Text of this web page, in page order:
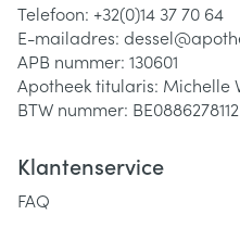
Telefoon: +32(0)14 37 70 64
E-mailadres: dessel@
APB nummer: 130601
Apotheek titularis: Michelle
BTW nummer: BE0886278112
Klantenservice
FAQ